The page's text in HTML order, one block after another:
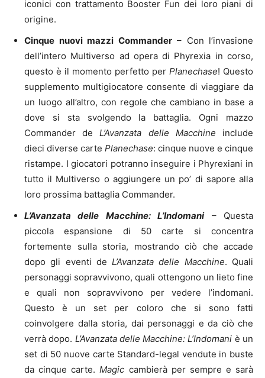
iconici con trattamento Booster Fun dei loro piani di
origine.
Cinque nuovi mazzi Commander– Con l’invasione
dell’intero Multiverso ad opera di Phyrexia in corso,
questo è il momento perfetto per Planechase! Questo
supplemento multigiocatore consente di viaggiare da
un luogo all’altro, con regole che cambiano in base a
dove si sta svolgendo la battaglia. Ogni mazzo
Commander deL’Avanzata delle Macchine include
dieci diverse carte Planechase: cinque nuove e cinque
ristampe. I giocatori potranno inseguire i Phyrexiani in
tutto il Multiverso o aggiungere un po’ di sapore alla
loro prossima battaglia Commander.
L’Avanzata delle Macchine: L’Indomani– Questa
piccola espansione di 50 carte si concentra
fortemente sulla storia, mostrando ciò che accade
dopo gli eventi deL’Avanzata delle Macchine. Quali
personaggi sopravvivono, quali ottengono un lieto fine
e quali non sopravvivono per vedere l’indomani.
Questo è un set per coloro che si sono fatti
coinvolgere dalla storia, dai personaggi e da ciò che
verrà dopo. L’Avanzata delle Macchine: L’Indomani è un
set di 50 nuove carte Standard-legal vendute in buste
da cinque carte.Magic cambierà per sempre e sarà